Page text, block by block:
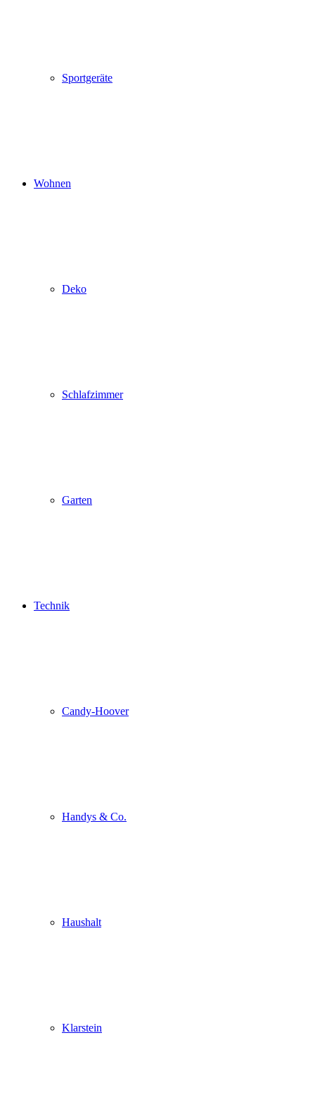
Sportgeräte
Wohnen
Deko
Schlafzimmer
Garten
Technik
Candy-Hoover
Handys & Co.
Haushalt
Klarstein